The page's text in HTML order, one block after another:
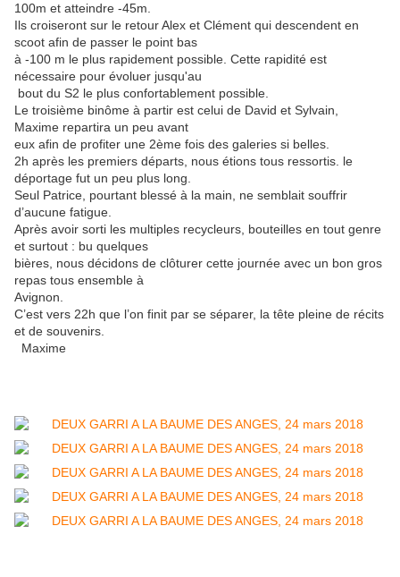
100m et atteindre -45m.
Ils croiseront sur le retour Alex et Clément qui descendent en
scoot afin de passer le point bas
à -100 m le plus rapidement possible. Cette rapidité est
nécessaire pour évoluer jusqu'au
bout du S2 le plus confortablement possible.
Le troisième binôme à partir est celui de David et Sylvain,
Maxime repartira un peu avant
eux afin de profiter une 2ème fois des galeries si belles.
2h après les premiers départs, nous étions tous ressortis. le
déportage fut un peu plus long.
Seul Patrice, pourtant blessé à la main, ne semblait souffrir
d’aucune fatigue.
Après avoir sorti les multiples recycleurs, bouteilles en tout genre
et surtout : bu quelques
bières, nous décidons de clôturer cette journée avec un bon gros
repas tous ensemble à
Avignon.
C’est vers 22h que l’on finit par se séparer, la tête pleine de récits
et de souvenirs.
Maxime